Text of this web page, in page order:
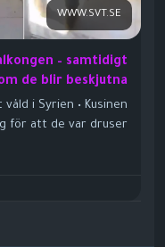
WWW.SVT.SE
– samtidigt
de blir beskjutna
i Syrien • Kusinen
för att de var druser”